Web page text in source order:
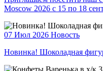
Moscow 2026 с 15 по 18
07 Июл 2026 Новость
Новинка! Шоколадная